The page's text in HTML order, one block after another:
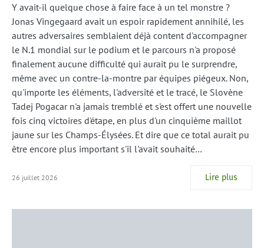
Y avait-il quelque chose à faire face à un tel monstre ?
Jonas Vingegaard avait un espoir rapidement annihilé, les
autres adversaires semblaient déjà content d'accompagner
le N.1 mondial sur le podium et le parcours n'a proposé
finalement aucune difficulté qui aurait pu le surprendre,
même avec un contre-la-montre par équipes piégeux. Non,
qu'importe les éléments, l'adversité et le tracé, le Slovène
Tadej Pogacar n'a jamais tremblé et s'est offert une nouvelle
fois cinq victoires d'étape, en plus d'un cinquième maillot
jaune sur les Champs-Élysées. Et dire que ce total aurait pu
être encore plus important s'il l'avait souhaité…
26 juillet 2026 Lire plus